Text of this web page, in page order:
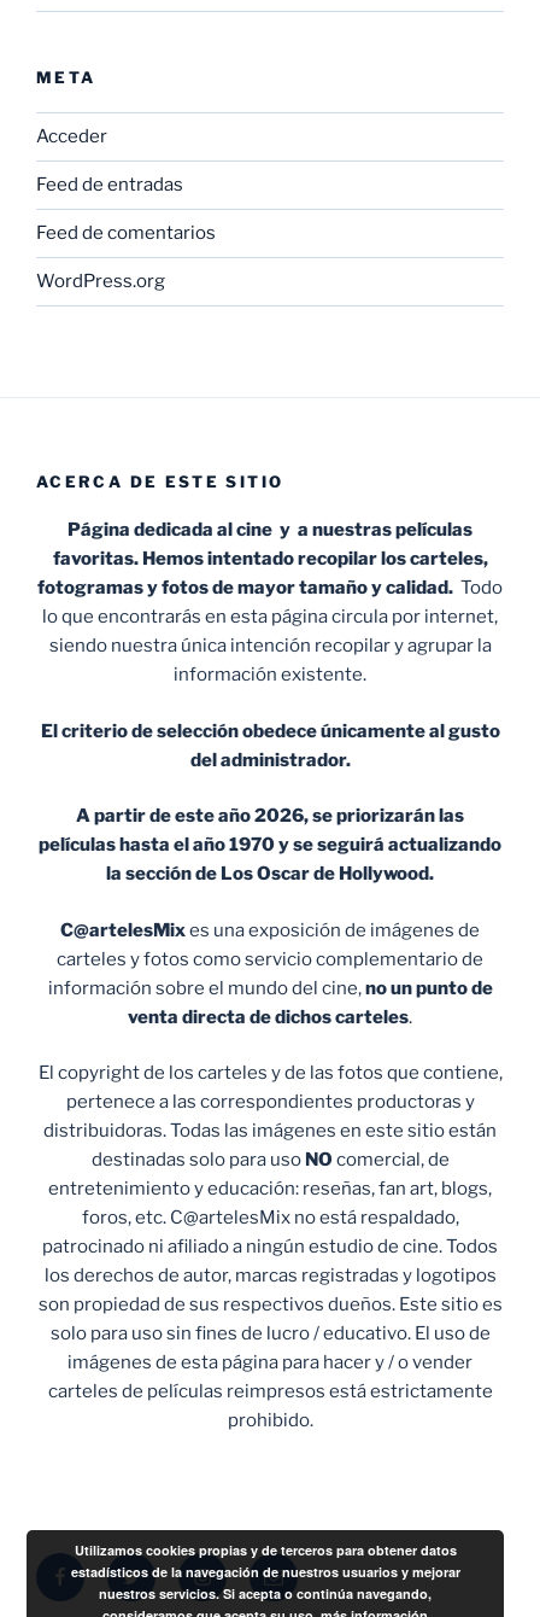
META
Acceder
Feed de entradas
Feed de comentarios
WordPress.org
ACERCA DE ESTE SITIO
Página dedicada al cine y a nuestras películas
favoritas. Hemos intentado recopilar los carteles,
fotogramas y fotos de mayor tamaño y calidad. Todo
lo que encontrarás en esta página circula por internet,
siendo nuestra única intención recopilar y agrupar la
información existente.
El criterio de selección obedece únicamente al gusto
del administrador.
A partir de este año 2026, se priorizarán las
películas hasta el año 1970 y se seguirá actualizando
la sección de Los Oscar de Hollywood.
C@artelesMixes una exposición de imágenes de
carteles y fotos como servicio complementario de
información sobre el mundo del cine,no un punto de
venta directa de dichos carteles.
El copyright de los carteles y de las fotos que contiene,
pertenece a las correspondientes productoras y
distribuidoras. Todas las imágenes en este sitio están
destinadas solo para uso NO comercial, de
entretenimiento y educación: reseñas, fan art, blogs,
foros, etc. C@artelesMix no está respaldado,
patrocinado ni afiliado a ningún estudio de cine. Todos
los derechos de autor, marcas registradas y logotipos
son propiedad de sus respectivos dueños. Este sitio es
solo para uso sin fines de lucro / educativo. El uso de
imágenes de esta página para hacer y / o vender
carteles de películas reimpresos está estrictamente
prohibido.
FacebookTwitter InstagramCorreo
electrónico
Utilizamos cookies propias y de terceros para obtener datos
estadísticos de la navegación de nuestros usuarios y mejorar
nuestros servicios. Si acepta o continúa navegando,